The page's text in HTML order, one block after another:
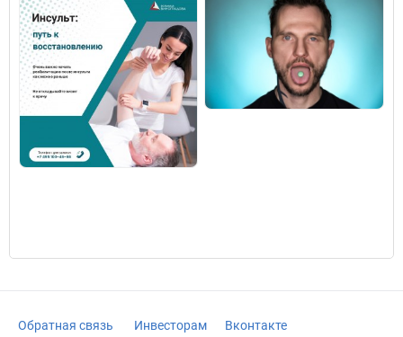
Обратная связь Инвесторам Вконтакте